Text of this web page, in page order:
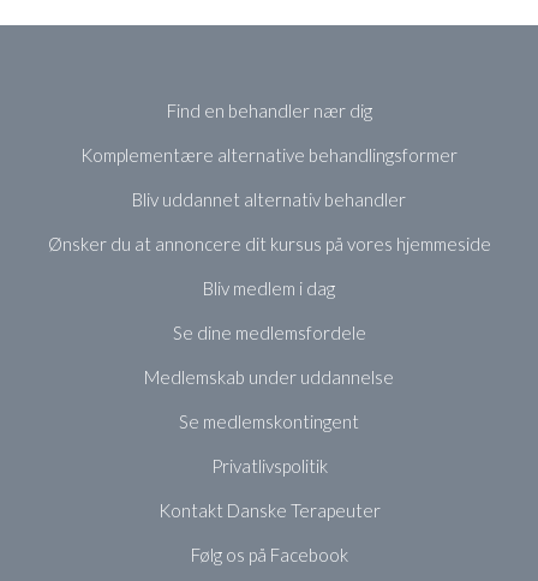
Find en behandler nær dig
Komplementære alternative behandlingsformer
Bliv uddannet alternativ behandler
Ønsker du at annoncere dit kursus på vores hjemmeside
Bliv medlem i dag
Se dine medlemsfordele
Medlemskab under uddannelse
Se medlemskontingent
Privatlivspolitik
Kontakt Danske Terapeuter
Følg os på Facebook